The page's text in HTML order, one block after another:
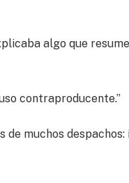
algo que
contraproducente.”
de muchos